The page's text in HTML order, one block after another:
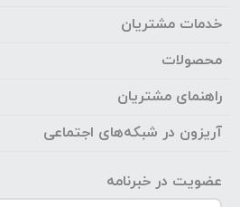
خدمات مشتریان
محصولات
راهنمای مشتریان
آریزون در شبکه‌های اجتماعی
عضویت در خبرنامه